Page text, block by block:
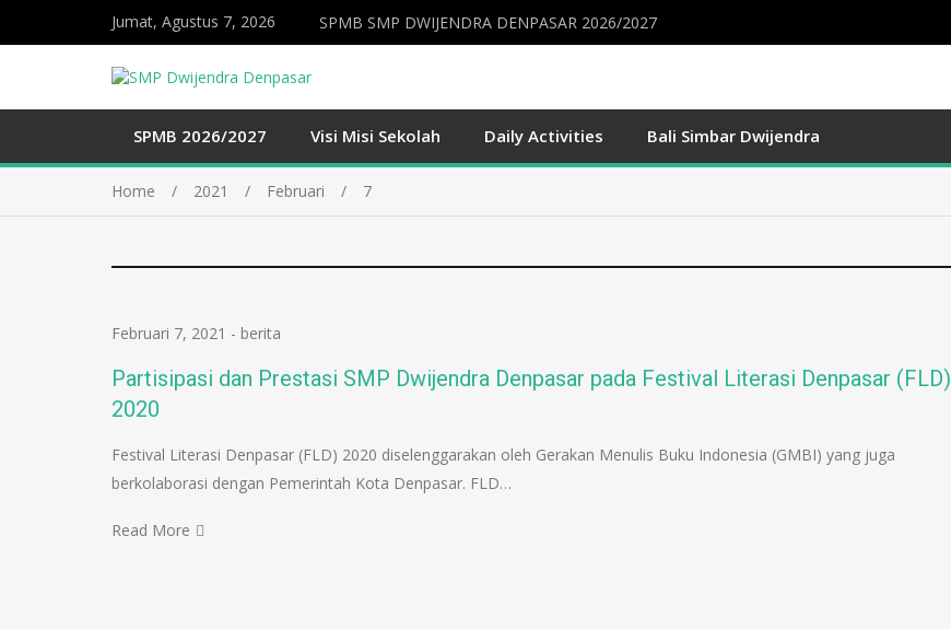
Jumat, Agustus 7, 2026 SPMB SMP DWIJENDRA DENPASAR 2026/2027
SPMB 2026/2027 Visi Misi Sekolah Daily Activities Bali Simbar Dwijendra
Home 2021 Februari 7
Februari 7, 2021 - berita
Partisipasi dan Prestasi SMP Dwijendra Denpasar pada Festival Literasi Denpasar (FLD)
2020
Festival Literasi Denpasar (FLD) 2020 diselenggarakan oleh Gerakan Menulis Buku Indonesia (GMBI) yang juga
berkolaborasi dengan Pemerintah Kota Denpasar. FLD…
Read More